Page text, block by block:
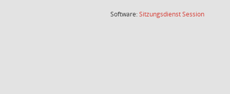
Software:SitzungsdienstSession(Wird in